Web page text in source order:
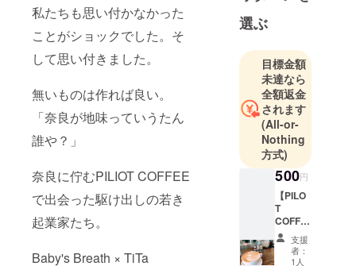
私たちも思い付かなかった
ことがショックでした。そ
して思い付きました。
無いものは作れば良い。
「奈良が地味っていうたん
誰や？」
奈良に佇むPILIOT COFFEE
で出会った駆け出しの若き
起業家たち。
Baby's Breath × TiTa
選ぶ
目標金額
未達なら
全額返金
されます
(All-or-
Nothing
方式)
500円
【PILO
T
COFFE
E】期間
限定ポ
イント
支援
者：
1人